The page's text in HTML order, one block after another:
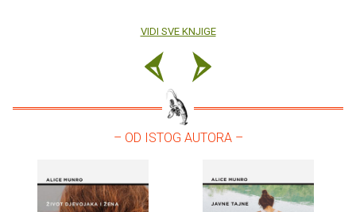
VIDI SVE KNJIGE
– OD ISTOG AUTORA –